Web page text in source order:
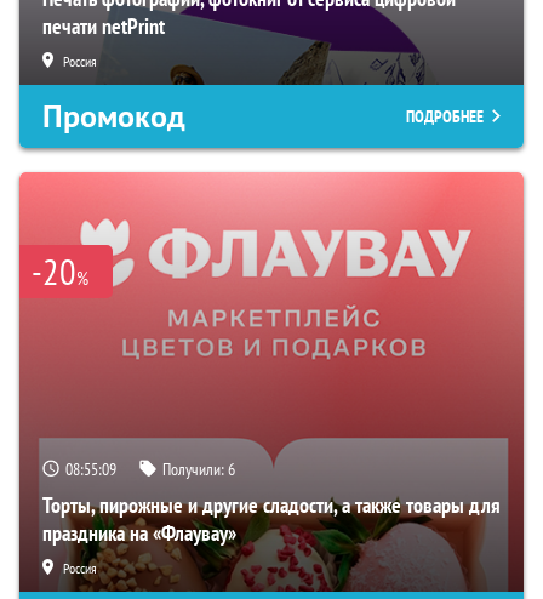
печати netPrint
Россия
Промокод ПОДРОБНЕЕ
-20%
08:55:08 Получили:6
Торты, пирожные и другие сладости, а также товары для
праздника на «Флаувау»
Россия